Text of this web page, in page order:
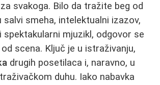
svakoga. Bilo da tražite beg od
salvi smeha, intelektualni izazov,
spektakularni mjuzikl, odgovor se
scena. Ključ je u istraživanju,
drugih posetilaca i, naravno, u
duhu. Iako nabavka